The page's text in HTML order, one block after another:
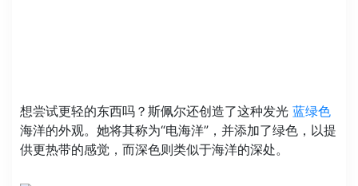
想尝试更轻的东西吗？斯佩尔还创造了这种发光 蓝绿色
海洋的外观。她将其称为“电海洋”，并添加了绿色，以提
供更热带的感觉，而深色则类似于海洋的深处。